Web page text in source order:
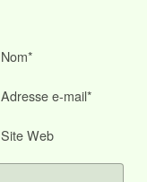
Nom*
Adresse e-mail*
Site Web